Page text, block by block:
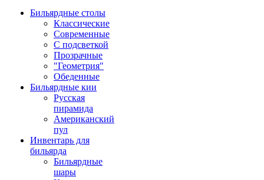
Бильярдные столы
Классические
Современные
С подсветкой
Прозрачные
"Геометрия"
Обеденные
Бильярдные кии
Русская
пирамида
Американский
пул
Инвентарь для
бильярда
Бильярдные
шары